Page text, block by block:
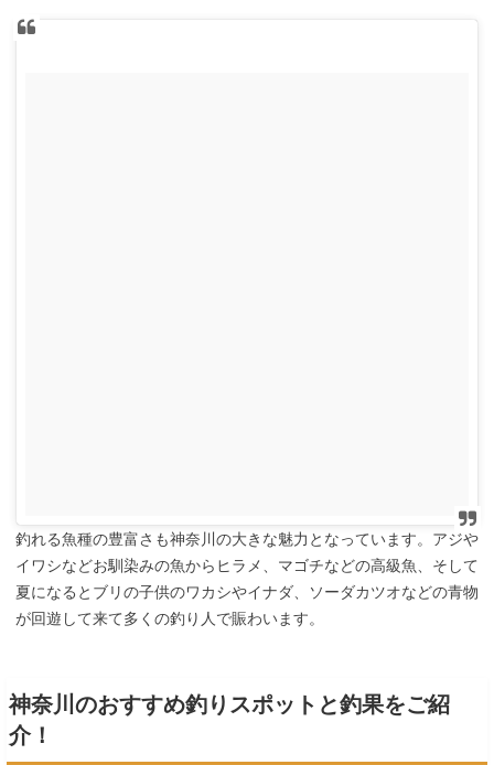
釣れる魚種の豊富さも神奈川の大きな魅力となっています。アジや
イワシなどお馴染みの魚からヒラメ、マゴチなどの高級魚、そして
夏になるとブリの子供のワカシやイナダ、ソーダカツオなどの青物
が回遊して来て多くの釣り人で賑わいます。
神奈川のおすすめ釣りスポットと釣果をご紹
介！